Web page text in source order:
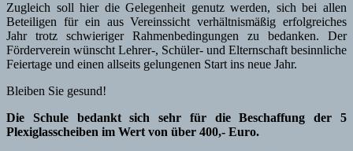
Zugleich soll hier die Gelegenheit genutz werden, sich bei allen
Beteiligen für ein aus Vereinssicht verhältnismäßig erfolgreiches
Jahr trotz schwieriger Rahmenbedingungen zu bedanken. Der
Förderverein wünscht Lehrer-, Schüler- und Elternschaft besinnliche
Feiertage und einen allseits gelungenen Start ins neue Jahr.
Bleiben Sie gesund!
Die Schule bedankt sich sehr für die Beschaffung der 5
Plexiglasscheiben im Wert von über 400,- Euro.